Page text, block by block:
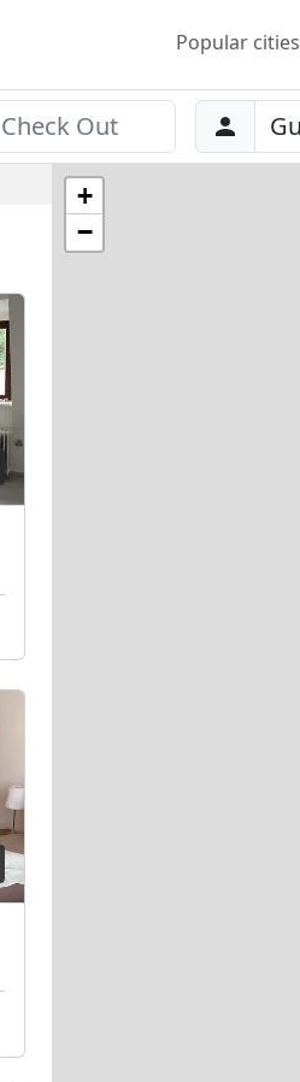
Popular cities
Abreise
Guests
+
−